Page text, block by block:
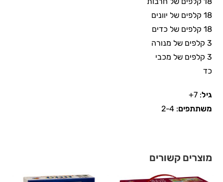
18 קלפים של יוונים
18 קלפים של כדים
3 קלפים של מנורה
3 קלפים של מכבי
כד
גיל: 7+
משתתפים: 2-4
מוצרים קשורים